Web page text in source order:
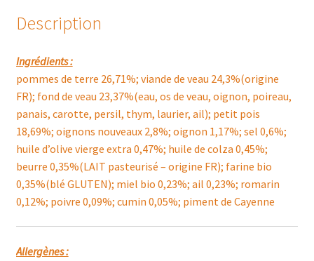
Description
Ingrédients :
pommes de terre 26,71%; viande de veau 24,3%(origine
FR); fond de veau 23,37%(eau, os de veau, oignon, poireau,
panais, carotte, persil, thym, laurier, ail); petit pois
18,69%; oignons nouveaux 2,8%; oignon 1,17%; sel 0,6%;
huile d’olive vierge extra 0,47%; huile de colza 0,45%;
beurre 0,35%(LAIT pasteurisé – origine FR); farine bio
0,35%(blé GLUTEN); miel bio 0,23%; ail 0,23%; romarin
0,12%; poivre 0,09%; cumin 0,05%; piment de Cayenne
Allergènes :